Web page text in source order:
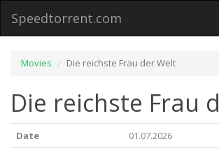
Speedtorrent.com
Movies Die reichste Frau der Welt
Die reichste Frau
Date
01.07.2026